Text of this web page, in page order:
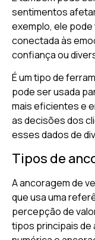
sentimentos
exemplo, ele
conectada às
confiança ou
É um tipo de
pode ser usada
mais eficientes e
as decisões dos
esses dados de
Tipos de
A ancoragem de
que usa uma
percepção de
tipos principais de